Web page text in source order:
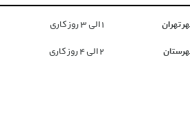
تهران ١ الی ۳ روز کاری
۲ الی ۴ روز کاری